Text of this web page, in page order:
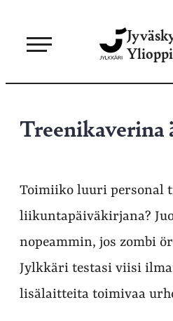
sisältöön
Toimiiko luuri personal
liikuntapäiväkirjana?
nopeammin, jos zombi
Jylkkäri testasi viisi
lisälaitteita toimivaa